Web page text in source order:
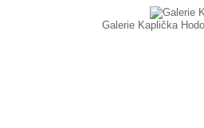
Galerie Kaplička